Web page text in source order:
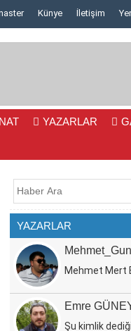
Elif ve Bahattin Dünya
Künye İletişim
YAZARLAR
YAZARLAR
Mehmet Mert
Emre
Şu kimlik